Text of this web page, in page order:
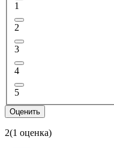
1
2
3
4
5
Оценить
2(1 оценка)